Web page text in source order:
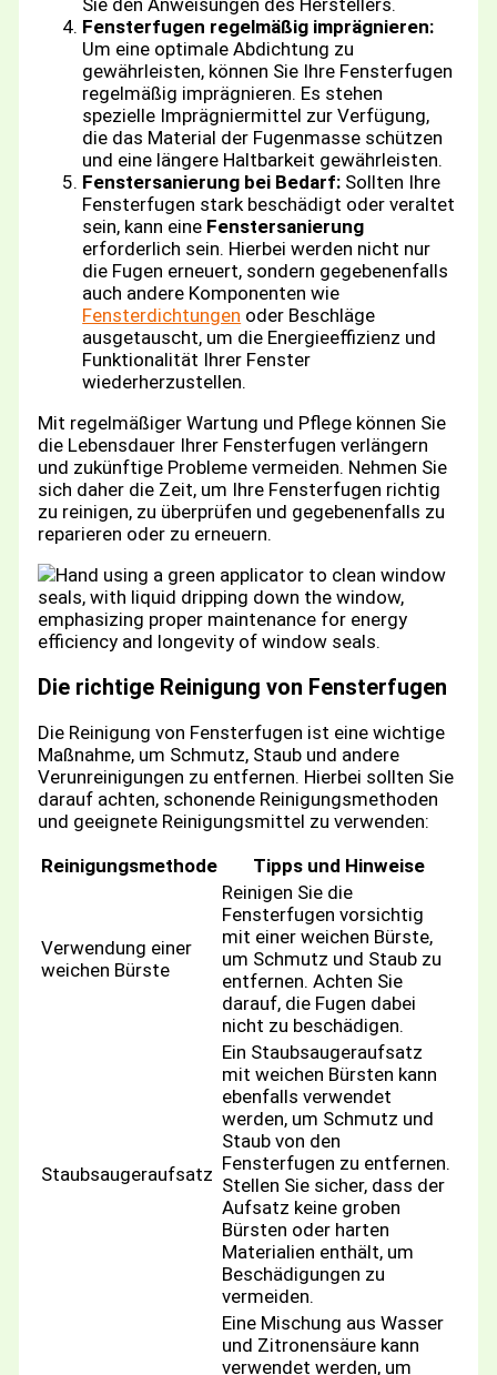
Fensterfugen regelmäßig imprägnieren:
Um eine optimale Abdichtung zu
gewährleisten, können Sie Ihre Fensterfugen
regelmäßig imprägnieren. Es stehen
spezielle Imprägniermittel zur Verfügung,
die das Material der Fugenmasse schützen
und eine längere Haltbarkeit gewährleisten.
Fenstersanierung bei Bedarf: Sollten Ihre
Fensterfugen stark beschädigt oder veraltet
sein, kann eine Fenstersanierung
erforderlich sein. Hierbei werden nicht nur
die Fugen erneuert, sondern gegebenenfalls
auch andere Komponenten wie
Fensterdichtungen oder Beschläge
ausgetauscht, um die Energieeffizienz und
Funktionalität Ihrer Fenster
wiederherzustellen.
Mit regelmäßiger Wartung und Pflege können Sie
die Lebensdauer Ihrer Fensterfugen verlängern
und zukünftige Probleme vermeiden. Nehmen Sie
sich daher die Zeit, um Ihre Fensterfugen richtig
zu reinigen, zu überprüfen und gegebenenfalls zu
reparieren oder zu erneuern.
Die richtige Reinigung von Fensterfugen
Die Reinigung von Fensterfugen ist eine wichtige
Maßnahme, um Schmutz, Staub und andere
Verunreinigungen zu entfernen. Hierbei sollten Sie
darauf achten, schonende Reinigungsmethoden
und geeignete Reinigungsmittel zu verwenden:
Reinigungsmethode
Tipps und Hinweise
Verwendung einer
weichen Bürste
Reinigen Sie die
Fensterfugen vorsichtig
mit einer weichen Bürste,
um Schmutz und Staub zu
entfernen. Achten Sie
darauf, die Fugen dabei
nicht zu beschädigen.
Staubsaugeraufsatz
Ein Staubsaugeraufsatz
mit weichen Bürsten kann
ebenfalls verwendet
werden, um Schmutz und
Staub von den
Fensterfugen zu entfernen.
Stellen Sie sicher, dass der
Aufsatz keine groben
Bürsten oder harten
Materialien enthält, um
Beschädigungen zu
vermeiden.
Eine Mischung aus Wasser
und Zitronensäure kann
verwendet werden, um